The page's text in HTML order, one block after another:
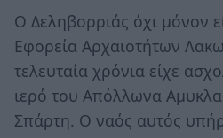
Ο Δεληβορριάς όχι μόνον
Εφορεία Αρχαιοτήτων
τελευταία χρόνια είχε
ιερό του Απόλλωνα
Σπάρτη. Ο ναός αυτός